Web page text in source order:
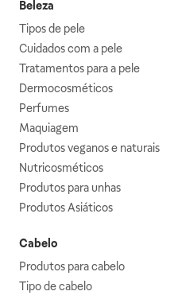
Beleza
Tipos de pele
Cuidados com a pele
Tratamentos para a pele
Dermocosméticos
Perfumes
Maquiagem
Produtos veganos e naturais
Nutricosméticos
Produtos para unhas
Produtos Asiáticos
Cabelo
Produtos para cabelo
Tipo de cabelo